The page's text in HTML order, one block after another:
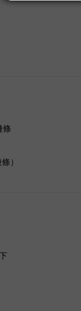
條
）